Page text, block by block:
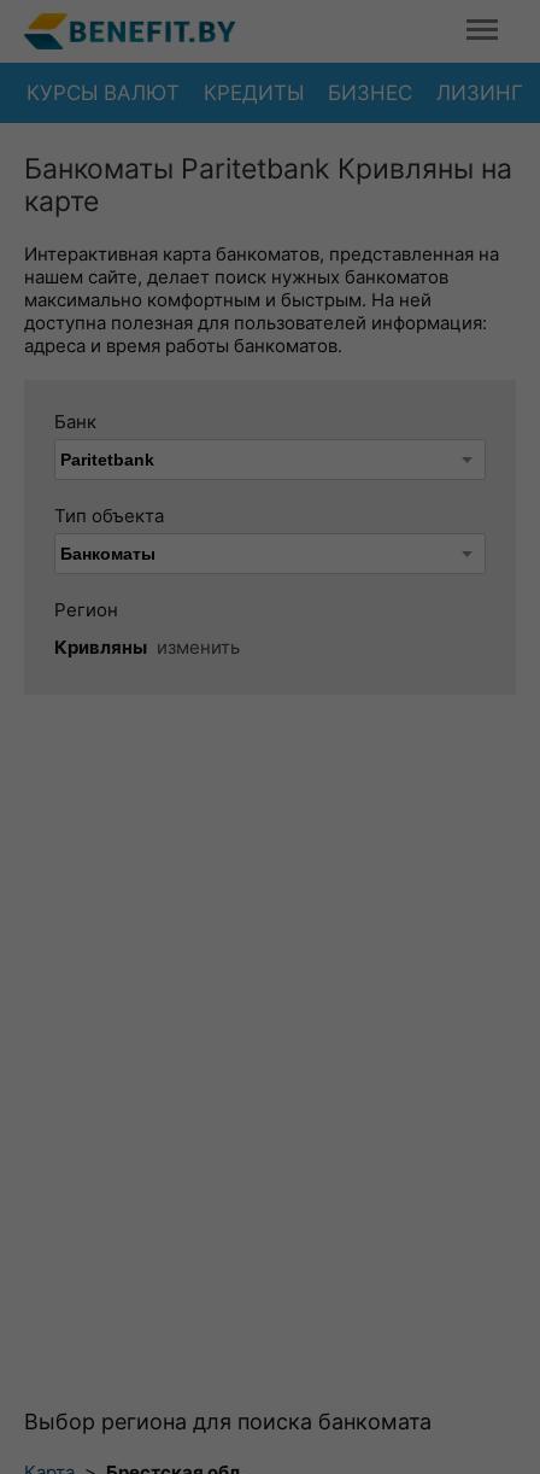
КУРСЫ ВАЛЮТ КРЕДИТЫ БИЗНЕС ЛИЗИНГ
Банкоматы Paritetbank Кривляны на
карте
Интерактивная карта банкоматов, представленная на
нашем сайте, делает поиск нужных банкоматов
максимально комфортным и быстрым. На ней
доступна полезная для пользователей информация:
адреса и время работы банкоматов.
Банк
Тип объекта
Регион
Кривляны изменить
Выбор региона для поиска банкомата